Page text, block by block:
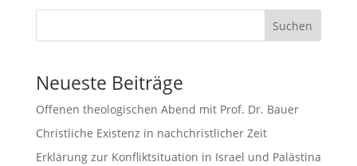
Suchen
Neueste Beiträge
Offenen theologischen Abend mit Prof. Dr. Bauer
Christliche Existenz in nachchristlicher Zeit
Erklärung zur Konfliktsituation in Israel und Palästina